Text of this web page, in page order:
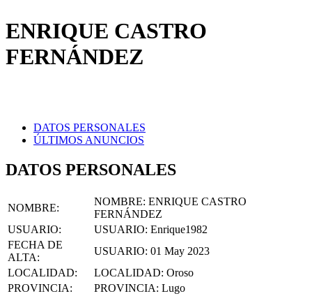
ENRIQUE CASTRO
FERNÁNDEZ
DATOS PERSONALES
ÚLTIMOS ANUNCIOS
DATOS PERSONALES
NOMBRE:
NOMBRE: ENRIQUE CASTRO
FERNÁNDEZ
USUARIO: USUARIO: Enrique1982
FECHA DE
ALTA:
USUARIO: 01 May 2023
LOCALIDAD: LOCALIDAD: Oroso
PROVINCIA: PROVINCIA: Lugo